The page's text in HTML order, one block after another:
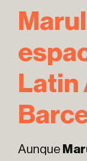
Latin
Aunque